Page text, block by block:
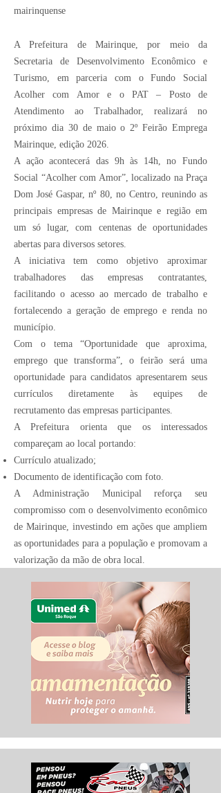
mairinquense
A Prefeitura de Mairinque, por meio da
Secretaria de Desenvolvimento Econômico e
Turismo, em parceria com o Fundo Social
Acolher com Amor e o PAT – Posto de
Atendimento ao Trabalhador, realizará no
próximo dia 30 de maio o 2º Feirão Emprega
Mairinque, edição 2026.
A ação acontecerá das 9h às 14h, no Fundo
Social “Acolher com Amor”, localizado na Praça
Dom José Gaspar, nº 80, no Centro, reunindo as
principais empresas de Mairinque e região em
um só lugar, com centenas de oportunidades
abertas para diversos setores.
A iniciativa tem como objetivo aproximar
trabalhadores das empresas contratantes,
facilitando o acesso ao mercado de trabalho e
fortalecendo a geração de emprego e renda no
município.
Com o tema “Oportunidade que aproxima,
emprego que transforma”, o feirão será uma
oportunidade para candidatos apresentarem seus
currículos diretamente às equipes de
recrutamento das empresas participantes.
A Prefeitura orienta que os interessados
compareçam ao local portando:
Currículo atualizado;
Documento de identificação com foto.
A Administração Municipal reforça seu
compromisso com o desenvolvimento econômico
de Mairinque, investindo em ações que ampliem
as oportunidades para a população e promovam a
valorização da mão de obra local.